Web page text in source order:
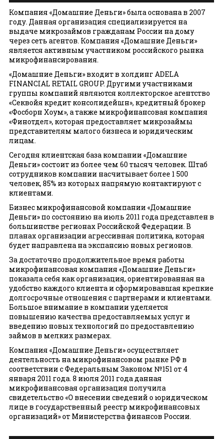
Домашние деньги
Компания «Домашние Деньги» была основана в 2007
году. Данная организация специализируется на
выдаче микрозаймов гражданам России на дому
через сеть агентов. Компания «Домашние Деньги»
является активным участником российского рынка
микрофинансирования.
«Домашние Деньги» входит в холдинг ADELA
FINANCIAL RETAIL GROUP. Другими участниками
группы компаний являются коллекторское агентство
«Секвойя кредит консолидейшн», кредитный брокер
«Фосборн Хоум», а также микрофинансовая компания
«Финотдел», которая предоставляет микрозаймы
представителям малого бизнеса и юридическим
лицам.
Сегодня клиентская база компании «Домашние
Деньги» состоит из более чем 60 тысяч человек. Штаб
сотрудников компании насчитывает более 1 500
человек, 85% из которых напрямую контактируют с
клиентами.
Бизнес микрофинансовой компании «Домашние
Деньги» по состоянию на июль 2011 года представлен в
большинстве регионах Российской Федерации. В
планах организации агрессивная политика, которая
будет направлена на экспансию новых регионов.
За достаточно продолжительное время работы
микрофинансовая компания «Домашние Деньги»
показала себя как организация, ориентированная на
удобство каждого клиента и сформировавшая крепкие
долгосрочные отношения с партнерами и клиентами.
Большое внимание в компании уделяется
повышению качества предоставляемых услуг и
введению новых технологий по предоставлению
займов в мелких размерах.
Компания «Домашние Деньги» осуществляет
деятельность на микрофинансовом рынке РФ в
соответствии с Федеральным Законом №151 от 4
января 2011 года. 8 июля 2011 года данная
микрофинансовая организация получила
свидетельство «О внесении сведений о юридическом
лице в государственный реестр микрофинансовых
организаций» от Министерства финансов России.